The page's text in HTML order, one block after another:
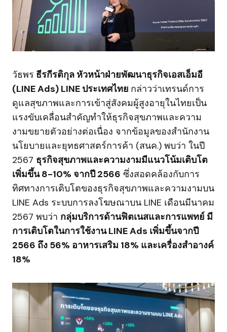
วัธพร ธีรกีรติกุล หัวหน้าฝ่ายพัฒนาธุรกิจเอสเอ็มอี
(LINE Ads) LINE ประเทศไทย กล่าวว่าเทรนด์การ
ดูแลสุขภาพและการเข้าสู่สังคมผู้สูงอายุในไทยเป็น
แรงขับเคลื่อนสำคัญทำให้ธุรกิจสุขภาพและความ
งามขยายตัวอย่างต่อเนื่อง จากข้อมูลของสำนักงาน
นโยบายและยุทธศาสตร์การค้า (สนค.) พบว่า ในปี
2567 ธุรกิจสุขภาพและความงามมีแนวโน้มเติบโต
เพิ่มขึ้น 8-10% จากปี 2566 ซึ่งสอดคล้องกับการ
ทิศทางการเติบโตของธุรกิจสุขภาพและความงามบน
LINE Ads ระบบการลงโฆษณาบน LINE เดือนมีนาคม
2567 พบว่า กลุ่มบริการด้านฟิตเนสและการแพทย์ มี
การเติบโตในการใช้งาน LINE Ads เพิ่มขึ้นจากปี
2566 ถึง 56% อาหารเสริม 18% และเครื่องสำอางค์
18%